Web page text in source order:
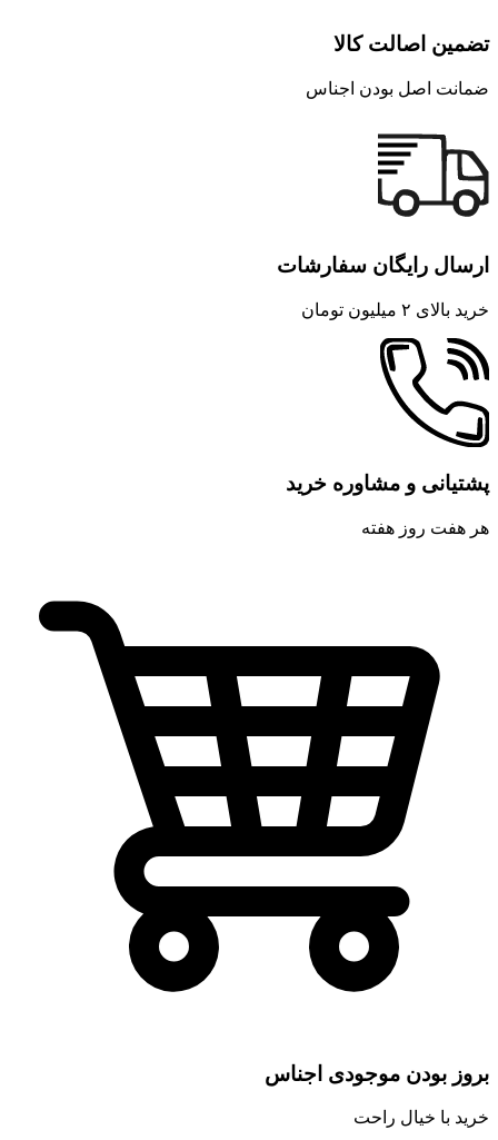
تضمین اصالت کالا
ضمانت اصل بودن اجناس
ارسال رایگان سفارشات
خرید بالای ۲ میلیون تومان
پشتیانی و مشاوره خرید
هر هفت روز هفته
بروز بودن موجودی اجناس
خرید با خیال راحت